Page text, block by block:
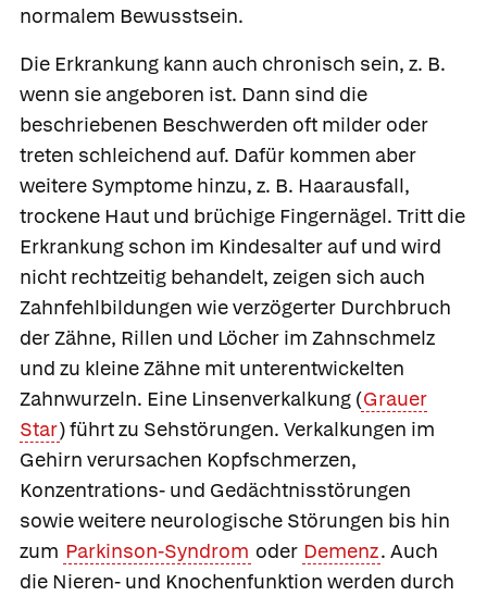
normalem Bewusstsein.
Die Erkrankung kann auch chronisch sein, z. B.
wenn sie angeboren ist. Dann sind die
beschriebenen Beschwerden oft milder oder
treten schleichend auf. Dafür kommen aber
weitere Symptome hinzu, z. B. Haarausfall,
trockene Haut und brüchige Fingernägel. Tritt die
Erkrankung schon im Kindesalter auf und wird
nicht rechtzeitig behandelt, zeigen sich auch
Zahnfehlbildungen wie verzögerter Durchbruch
der Zähne, Rillen und Löcher im Zahnschmelz
und zu kleine Zähne mit unterentwickelten
Zahnwurzeln. Eine Linsenverkalkung (Grauer
Star) führt zu Sehstörungen. Verkalkungen im
Gehirn verursachen Kopfschmerzen,
Konzentrations- und Gedächtnisstörungen
sowie weitere neurologische Störungen bis hin
zum Parkinson-Syndrom oder Demenz. Auch
die Nieren- und Knochenfunktion werden durch